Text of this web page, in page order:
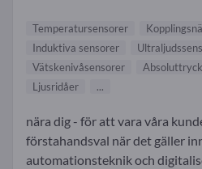
Temperatursensorer
Induktiva sensorer
Vätskenivåsensorer
Ljusridåer
...
nära dig - för att vara våra
förstahandsval när det gäller
automationsteknik och